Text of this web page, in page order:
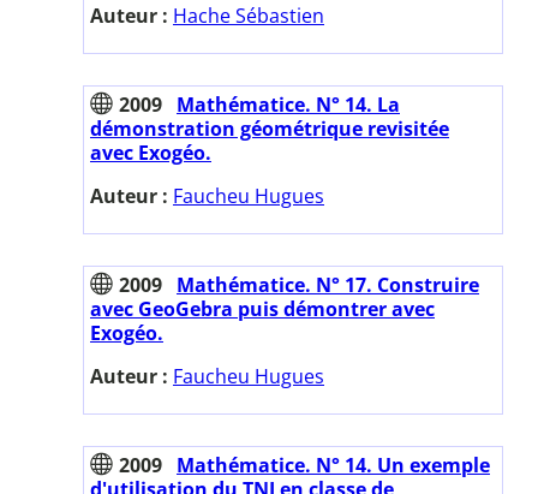
Auteur : Hache Sébastien
2009 Mathématice. N° 14. La
démonstration géométrique revisitée
avec Exogéo.
Auteur : Faucheu Hugues
2009 Mathématice. N° 17. Construire
avec GeoGebra puis démontrer avec
Exogéo.
Auteur : Faucheu Hugues
2009 Mathématice. N° 14. Un exemple